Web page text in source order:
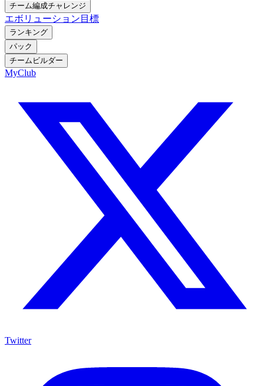
チーム編成チャレンジ
エボリューション 目標
ランキング
パック
チームビルダー
MyClub
Twitter